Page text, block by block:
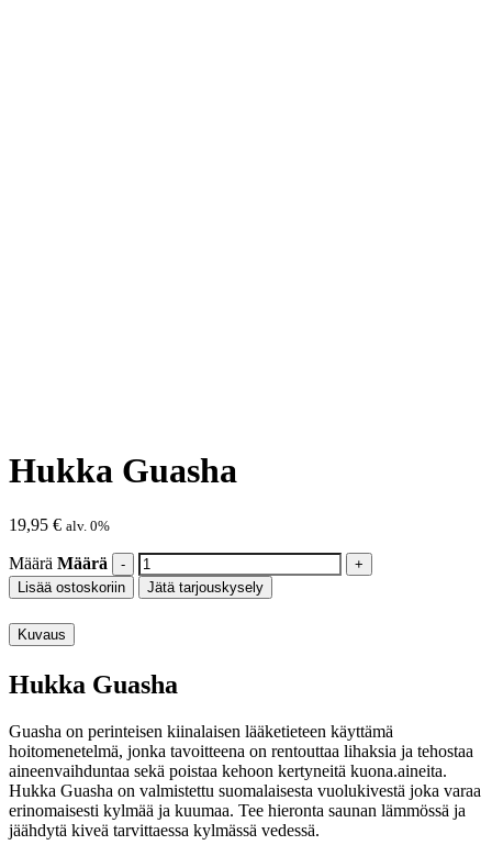
Hukka Guasha
19,95 € alv. 0%
Määrä Määrä
Lisää ostoskoriin Jätä tarjouskysely
Kuvaus
Hukka Guasha
Guasha on perinteisen kiinalaisen lääketieteen käyttämä
hoitomenetelmä, jonka tavoitteena on rentouttaa lihaksia ja tehostaa
aineenvaihduntaa sekä poistaa kehoon kertyneitä kuona.aineita.
Hukka Guasha on valmistettu suomalaisesta vuolukivestä joka varaa
erinomaisesti kylmää ja kuumaa. Tee hieronta saunan lämmössä ja
jäähdytä kiveä tarvittaessa kylmässä vedessä.